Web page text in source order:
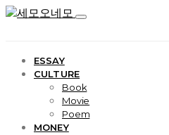
ESSAY
CULTURE
Book
Movie
Poem
MONEY